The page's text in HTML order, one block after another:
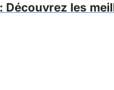
Découvrez les